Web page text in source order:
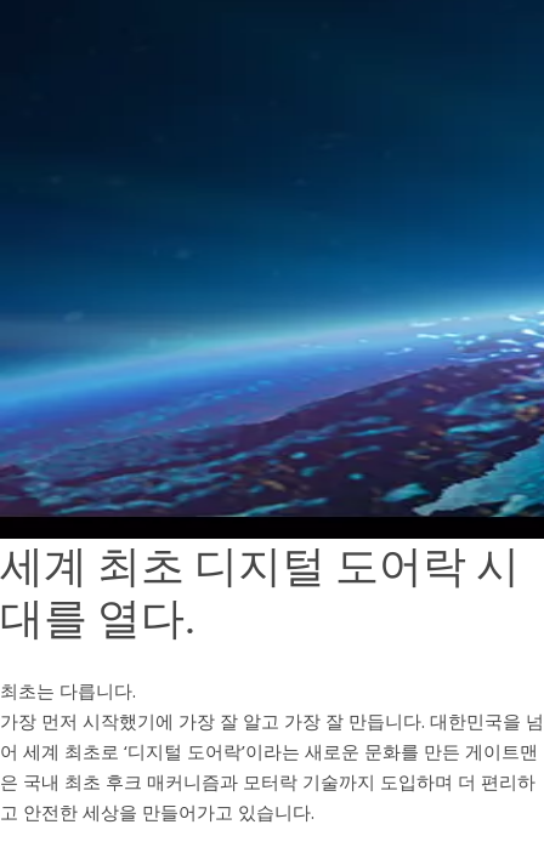
세계 최초 디지털 도어락 시
대를 열다.
최초는 다릅니다.
가장 먼저 시작했기에 가장 잘 알고 가장 잘 만듭니다. 대한민국을 넘
어 세계 최초로 ‘디지털 도어락’이라는 새로운 문화를 만든 게이트맨
은 국내 최초 후크 매커니즘과 모터락 기술까지 도입하며 더 편리하
고 안전한 세상을 만들어가고 있습니다.